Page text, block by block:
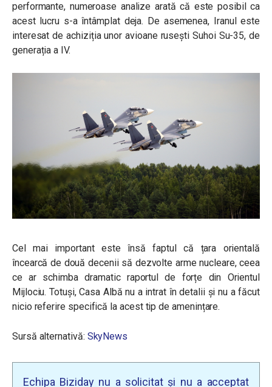
performante, numeroase analize arată că este posibil ca
acest lucru s-a întâmplat deja. De asemenea, Iranul este
interesat de achiziția unor avioane rusești Suhoi Su-35, de
generația a IV.
Cel mai important este însă faptul că țara orientală
încearcă de două decenii să dezvolte arme nucleare, ceea
ce ar schimba dramatic raportul de forțe din Orientul
Mijlociu. Totuși, Casa Albă nu a intrat în detalii și nu a făcut
nicio referire specifică la acest tip de amenințare.
Sursă alternativă: SkyNews
Echipa Biziday nu a solicitat și nu a acceptat